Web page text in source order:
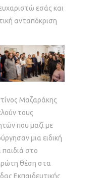
εσάς και
ανταπόκριση
Μαζαράκης
τους
που μαζί με
μια ειδική
στο
θέση στα
Εκπαιδευτικής